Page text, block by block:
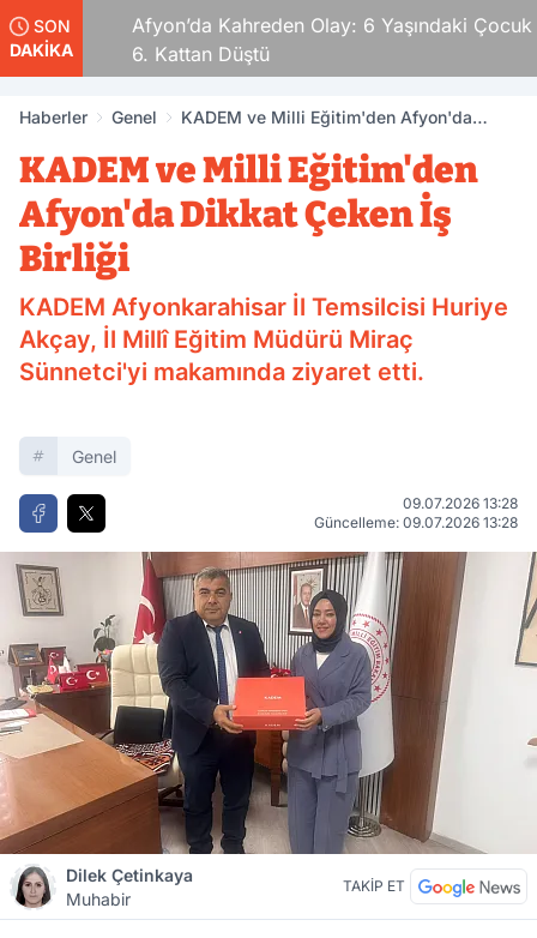
SON
DAKİKA
Afyon’da Kahreden Olay: 6 Yaşındaki Çocuk
6. Kattan Düştü
Haberler Genel
KADEM ve Milli Eğitim'den Afyon'da
KADEM ve Milli Eğitim'den
Afyon'da Dikkat Çeken İş
Birliği
KADEM Afyonkarahisar İl Temsilcisi Huriye
Akçay, İl Millî Eğitim Müdürü Miraç
Sünnetci'yi makamında ziyaret etti.
Genel
09.07.2026 13:28
Güncelleme: 09.07.2026 13:28
Dilek Çetinkaya
Muhabir
TAKİP ET